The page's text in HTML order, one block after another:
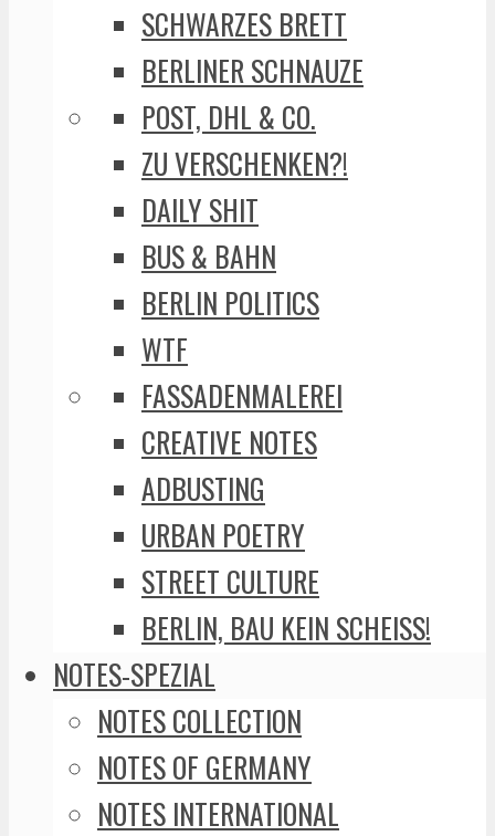
SCHWARZES BRETT
BERLINER SCHNAUZE
POST, DHL & CO.
ZU VERSCHENKEN?!
DAILY SHIT
BUS & BAHN
BERLIN POLITICS
WTF
FASSADENMALEREI
CREATIVE NOTES
ADBUSTING
URBAN POETRY
STREET CULTURE
BERLIN, BAU KEIN SCHEISS!
NOTES-SPEZIAL
NOTES COLLECTION
NOTES OF GERMANY
NOTES INTERNATIONAL